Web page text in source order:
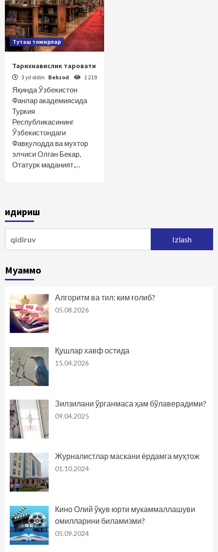
Туташ томирлар
Тарихнавислик таровати
3 yil oldin Behzod 1 219
Яқинда Ўзбекистон
Фанлар академиясида
Туркия
Республикасининг
Ўзбекистондаги
Фавқулодда ва мухтор
элчиси Oлган Бекар,
Отатурк маданият,…
Қидириш
Муаммо
Алгоритм ва тил: ким ғолиб?
05.08.2026
Қушлар хавф остида
15.04.2026
Зилзилани ўрганмаса ҳам бўлаверадими?
09.04.2025
Журналистлар маскани ёрдамга муҳтож
01.10.2024
Кино Олий ўқув юрти мукаммаллашуви
омилларини биламизми?
05.09.2024